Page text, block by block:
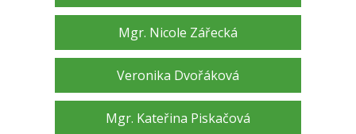
Mgr. Nicole Zářecká
Veronika Dvořáková
Mgr. Kateřina Piskačová